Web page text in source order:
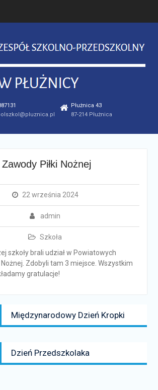
Płużnica 43
87-214 Płużnica
Piłki Nożnej
22 września 2024
admin
Szkoła
szkoły brali udział w Powiatowych
Nożnej. Zdobyli tam 3 miejsce. Wszystkim
gratulacje!
news:
Międzynarodowy Dzień Kropki
Następny
news:
Dzień Przedszkolaka